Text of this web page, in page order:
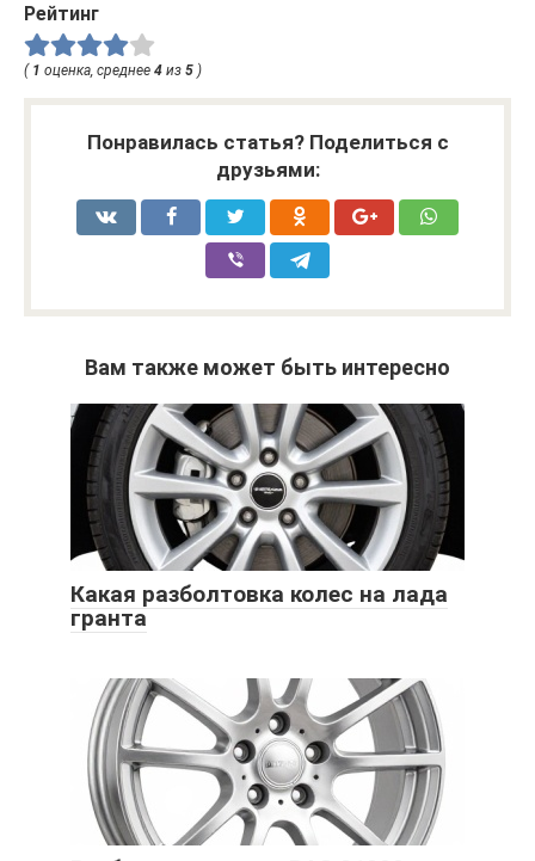
Рейтинг
( 1 оценка, среднее 4 из 5 )
Понравилась статья? Поделиться с
друзьями:
Вам также может быть интересно
Какая разболтовка колес на лада
гранта